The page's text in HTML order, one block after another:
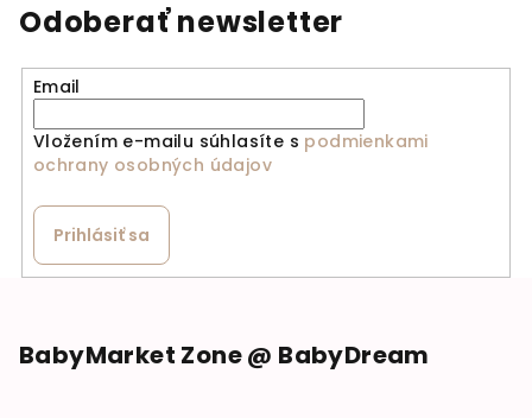
Odoberať newsletter
Email
Vložením e-mailu súhlasíte s podmienkami
ochrany osobných údajov
Prihlásiť sa
BabyMarket Zone @ BabyDream